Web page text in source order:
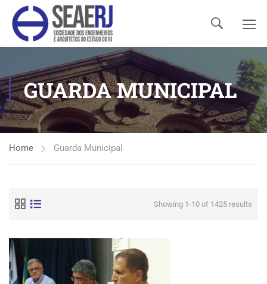
GUARDA MUNICIPAL
Home Guarda Municipal
Showing 1-10 of 1425 results